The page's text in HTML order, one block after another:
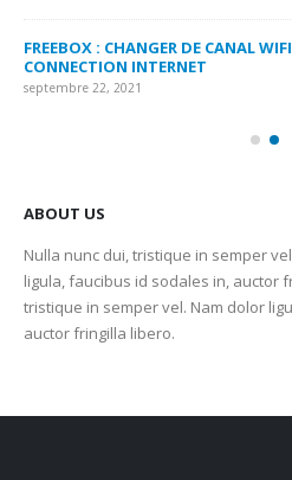
FREEBOX : CHANGER DE CANAL
CONNECTION INTERNET
septembre 22, 2021
ABOUT US
Nulla nunc dui, tristique in semper
ligula, faucibus id sodales in, auctor
tristique in semper vel. Nam dolor
auctor fringilla libero.